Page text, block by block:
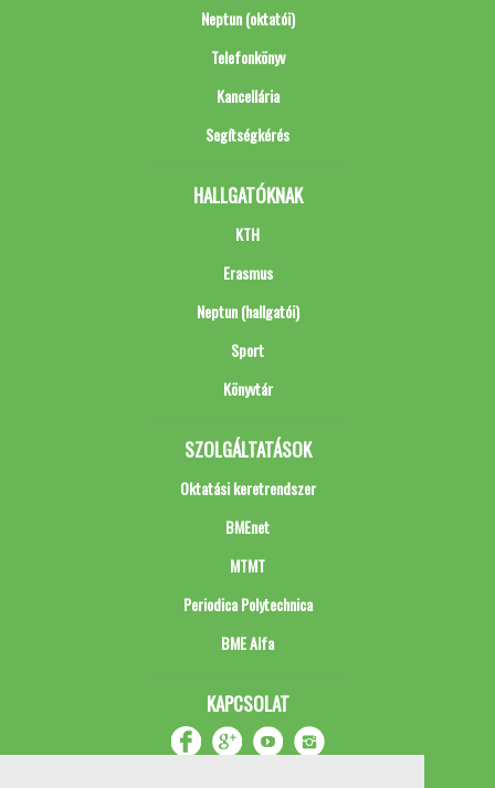
Neptun (oktatói)
Telefonkönyv
Kancellária
Segítségkérés
HALLGATÓKNAK
KTH
Erasmus
Neptun (hallgatói)
Sport
Könyvtár
SZOLGÁLTATÁSOK
Oktatási keretrendszer
BMEnet
MTMT
Periodica Polytechnica
BME Alfa
KAPCSOLAT